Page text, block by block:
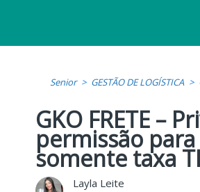
Senior GESTÃO DE LOGÍSTICA
GKO FRETE –
permissão
somente taxa
Layla Leite